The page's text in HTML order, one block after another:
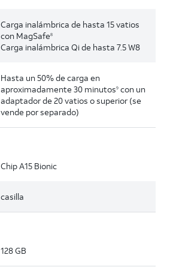
Carga inalámbrica de hasta 15 vatios
con MagSafe8
Carga inalámbrica Qi de hasta 7.5 W8
Hasta un 50% de carga en
aproximadamente 30 minutos9 con un
adaptador de 20 vatios o superior (se
vende por separado)
Chip A15 Bionic
casilla
128 GB